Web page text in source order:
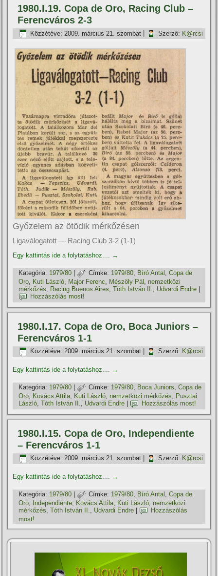
1980.I.19. Copa de Oro, Racing Club –
Ferencváros 2-3
Közzétéve: 2009. március 21. szombat Szerző: K@rcsi
Győzelem az ötödik mérkőzésen
Ligaválogatott — Racing Club 3-2 (1-1)
Egy kattintás ide a folytatáshoz.... →
Kategória: 1979/80 | Címke: 1979/80, Bí­ró Antal ,Copa de
Oro
Kuti László Major Ferenc Mészöly Pál
nemzetközi
mérkőzés
Racing Buenos Aires ,Tóth István II. Udvardi Endre
Hozzászólás most!
1980.I.17. Copa de Oro, Boca Juniors –
Ferencváros 1-1
Közzétéve: 2009. március 21. szombat Szerző: K@rcsi
Egy kattintás ide a folytatáshoz.... →
Kategória: 1979/80 | Címke: 1979/80, Boca Juniors,Copa de
Oro
Kovács Attila Kuti László nemzetközi mérkőzés
Pusztai
László,Tóth István II., Udvardi Endre Hozzászólás most!
1980.I.15. Copa de Oro, Independiente
– Ferencváros 1-1
Közzétéve: 2009. március 21. szombat Szerző: K@rcsi
Egy kattintás ide a folytatáshoz.... →
Kategória: 1979/80 | Címke: 1979/80, Bí­ró Antal ,Copa de
Oro
Independiente Kovács Attila Kuti László nemzetközi
mérkőzés,Tóth István II., Udvardi Endre
Hozzászólás
most!